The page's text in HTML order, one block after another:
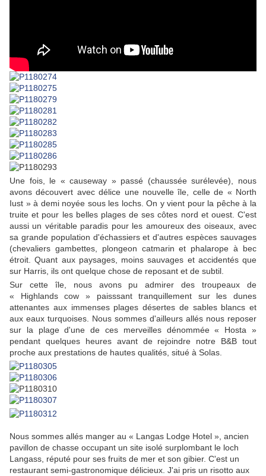
Une fois, le « causeway » passé (chaussée surélevée), nous
avons découvert avec délice une nouvelle île, celle de « North
Iust » à demi noyée sous les lochs. On y vient pour la pêche à la
truite et pour les belles plages de ses côtes nord et ouest. C'est
aussi un véritable paradis pour les amoureux des oiseaux, avec
sa grande population d'échassiers et d'autres espèces sauvages
(chevaliers gambettes, plongeon catmarin et phalarope à bec
étroit. Quant aux paysages, moins sauvages et accidentés que
sur Harris, ils ont quelque chose de reposant et de subtil.
Sur cette île, nous avons pu admirer des troupeaux de
« Highlands cow » paisssant tranquillement sur les dunes
attenantes aux immenses plages désertes de sables blancs et
aux eaux turquoises. Nous sommes d'ailleurs allés nous reposer
sur la plage d'une de ces merveilles dénommée « Hosta »
pendant quelques heures avant de rejoindre notre B&B tout
proche aux prestations de hautes qualités, situé à Solas
Nous sommes allés manger au « Langas Lodge Hotel », ancien
pavillon de chasse occupant un site isolé surplombant le loch
Langass, réputé pour ses fruits de mer et son gibier. C'est un
restaurant semi-gastronomique délicieux. J'ai pris un risotto aux